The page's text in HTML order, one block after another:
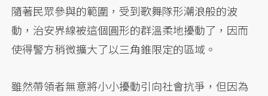
隨著民眾參與的範圍，受到歌舞隊形潮浪般的波
動，治安界線被這個圓形的群溫柔地擾動了，因而
使得警方稍微擴大了以三角錐限定的區域。
雖然帶領者無意將小小擾動引向社會抗爭，但因為